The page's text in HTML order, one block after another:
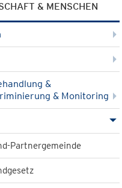
& MENSCHEN
&
& Monitoring
Partnergemeinde